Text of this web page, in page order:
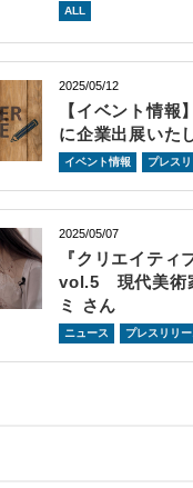
ALL
2025/05/12
【イベント情
に企業出展いた
イベント情報 プレス
2025/05/07
『クリエイティ
vol.5 現代美術
ミ さん
ニュース プレスリリー